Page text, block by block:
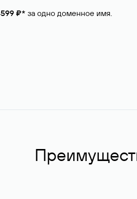
₽* за одно доменное имя.